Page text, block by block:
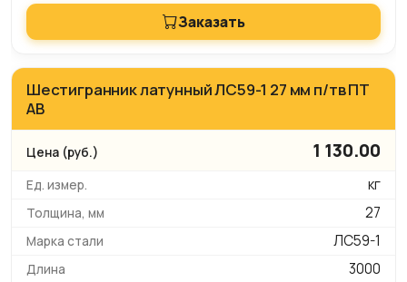
Заказать
Шестигранник латунный ЛС59-1 27 мм п/тв ПТ
АВ
1 130.00
кг
27
ЛС59-1
3000